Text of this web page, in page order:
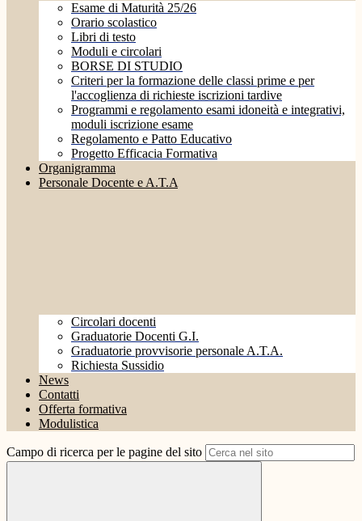
Esame di Maturità 25/26
Orario scolastico
Libri di testo
Moduli e circolari
BORSE DI STUDIO
Criteri per la formazione delle classi prime e per
l'accoglienza di richieste iscrizioni tardive
Programmi e regolamento esami idoneità e integrativi,
moduli iscrizione esame
Regolamento e Patto Educativo
Progetto Efficacia Formativa
Organigramma
Personale Docente e A.T.A
Circolari docenti
Graduatorie Docenti G.I.
Graduatorie provvisorie personale A.T.A.
Richiesta Sussidio
News
Contatti
Offerta formativa
Modulistica
Campo di ricerca per le pagine del sito